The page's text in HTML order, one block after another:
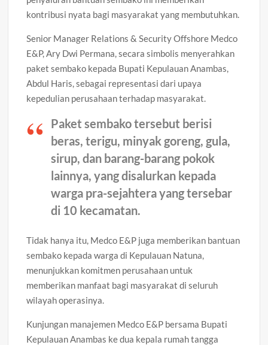
kontribusi nyata bagi masyarakat yang membutuhkan.
Senior Manager Relations & Security Offshore Medco
E&P, Ary Dwi Permana, secara simbolis menyerahkan
paket sembako kepada Bupati Kepulauan Anambas,
Abdul Haris, sebagai representasi dari upaya
kepedulian perusahaan terhadap masyarakat.
Paket sembako tersebut berisi
beras, terigu, minyak goreng, gula,
sirup, dan barang-barang pokok
lainnya, yang disalurkan kepada
warga pra-sejahtera yang tersebar
di 10 kecamatan.
Tidak hanya itu, Medco E&P juga memberikan bantuan
sembako kepada warga di Kepulauan Natuna,
menunjukkan komitmen perusahaan untuk
memberikan manfaat bagi masyarakat di seluruh
wilayah operasinya.
Kunjungan manajemen Medco E&P bersama Bupati
Kepulauan Anambas ke dua kepala rumah tangga